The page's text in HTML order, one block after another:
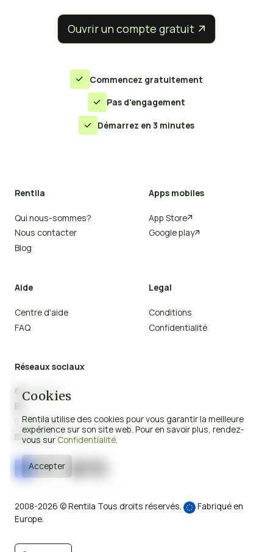
Cookies
Rentila utilise des cookies pour vous garantir la meilleure
expérience sur son site web. Pour en savoir plus, rendez-
vous sur Confidentialité.
Accepter
Ouvrir un compte gratuit 
 Commencez gratuitement
 Pas d'engagement
 Démarrez en 3 minutes
Rentila
Qui nous-sommes?
Nous contacter
Blog
Apps mobiles
App Store
Google play
Aide
Centre d'aide
FAQ
Legal
Conditions
Confidentialité
Réseaux sociaux
 Facebook
Instagram
 Linkedin
2008-2026 © Rentila Tous droits réservés.
Fabriqué en
Europe.